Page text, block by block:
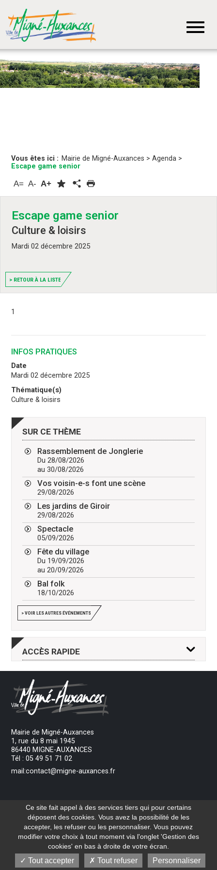
Vous êtes ici : Mairie de Migné-Auxances > Agenda >
Escape game senior
A= A- A+
Escape game senior
Culture & loisirs
Mardi 02 décembre 2025
> RETOUR À LA LISTE
1
INFOS PRATIQUES
Date
Mardi 02 décembre 2025
Thématique(s)
Culture & loisirs
SUR CE THÈME
Rassemblement de Jonglerie
Du 28/08/2026
au 30/08/2026
Vos voisin-e-s font une scène
29/08/2026
Les jardins de Giroir
29/08/2026
Spectacle
05/09/2026
Fête du village
Du 19/09/2026
au 20/09/2026
Bal folk
18/10/2026
> VOIR LES AUTRES ÉVÉNEMENTS
ACCÈS RAPIDE
DÉMARCHES
SERVICES
MENUS
NOUS
CONTACTER
Mairie de Migné-Auxances
1, rue du 8 mai 1945
86440 MIGNE-AUXANCES
Tél : 05 49 51 71 02
mail:contact@migne-auxances.fr
Ouverture du lundi au vendredi de 8h30 à 12h
et de 13h30 à 17h00.
Nous contacter
Ce site fait appel à des services tiers qui pour certains
déposent des cookies. Vous avez la possibilité de les
accepter, les refuser ou les personnaliser. Vous pouvez
modifier votre choix à tout moment via l'onglet 'Gestion des
cookies' en bas à droite de votre écran.
Tout accepter Tout refuser Personnaliser